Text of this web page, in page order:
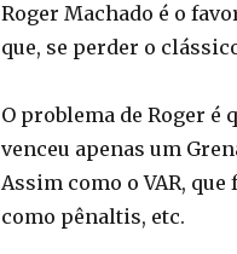
Roger Machado é o
que, se perder o
O problema de Roger é
venceu apenas um
Assim como o VAR,
como pênaltis, etc.